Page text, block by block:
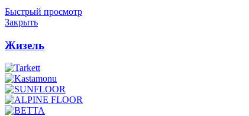
Быстрый просмотр
Закрыть
Жизель